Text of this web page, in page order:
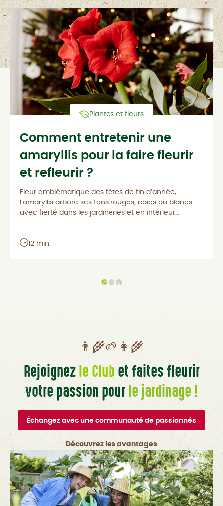
Plantes et fleurs
Comment entretenir une
amaryllis pour la faire fleurir
et refleurir ?
Fleur emblématique des fêtes de fin d’année,
l’amaryllis arbore ses tons rouges, roses ou blancs
avec fierté dans les jardineries et en intérieur...
12 min.
👨‍🌾🌱👩‍🌾
Rejoignezle Clubet faites fleurir
votre passion pourle jardinage !
Échangez avec une communauté de passionnés
Découvrez les avantages